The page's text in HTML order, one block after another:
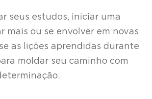
seus estudos, iniciar uma
mais ou se envolver em novas
as lições aprendidas durante
moldar seu caminho com